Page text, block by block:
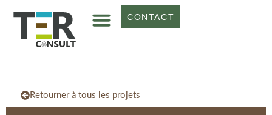
CONTACT
Retourner à tous les projets